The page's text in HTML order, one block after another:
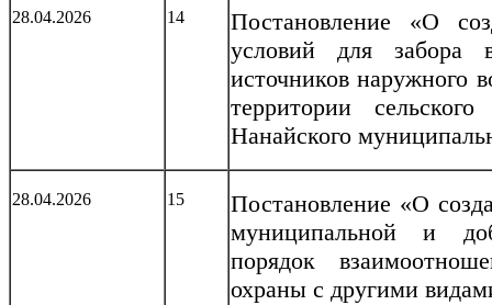
28.04.2026 14
Постановление «О
условий для
источников наружного
территории
Нанайского
28.04.2026 15
Постановление «О
муниципальной и
порядок
охраны с другими